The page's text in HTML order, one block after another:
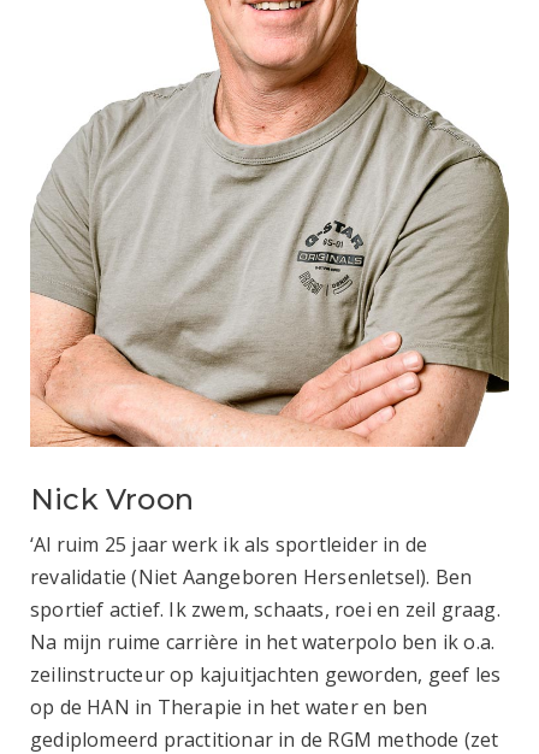
Nick Vroon
‘Al ruim 25 jaar werk ik als sportleider in de
revalidatie (Niet Aangeboren Hersenletsel). Ben
sportief actief. Ik zwem, schaats, roei en zeil graag.
Na mijn ruime carrière in het waterpolo ben ik o.a.
zeilinstructeur op kajuitjachten geworden, geef les
op de HAN in Therapie in het water en ben
gediplomeerd practitionar in de RGM methode (zet